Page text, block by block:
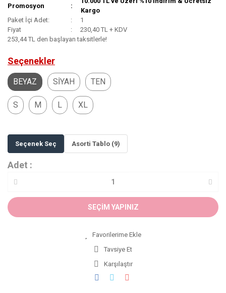
Promosyon
Kargo
Paket İçi Adet:
1
Fiyat
230,40 TL + KDV
253,44 TL den başlayan taksitlerle!
Seçenekler
BEYAZ SİYAH TEN
S M L XL
Seçenek Seç Asorti Tablo (9)
Adet :
SEÇİM YAPINIZ
Tavsiye Et
Karşılaştır